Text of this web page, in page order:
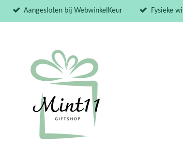
Aangesloten bij WebwinkelKeur Fysieke